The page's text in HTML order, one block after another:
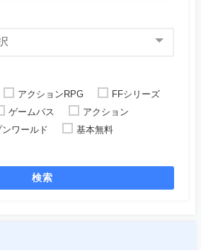
アクションRPG
FFシリーズ
ゲームパス
アクション
ンワールド
基本無料
検索